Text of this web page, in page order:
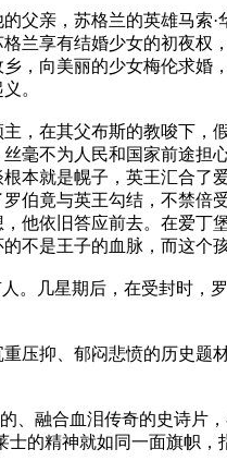
父亲，苏格兰的英雄马索
兰享有结婚少女的初夜权
，向美丽的少女梅伦求
。
在其父布斯的教唆下，
毫不为人民和国家前途
本就是幌子，英王汇合
伯竟与英王勾结，不禁倍
他依旧答应前去。在爱
不是王子的血脉，而这个
几星期后，在受封时，罗
压抑、郁闷悲愤的历史题
、融合血泪传奇的史诗片
士的精神就如同一面旗帜